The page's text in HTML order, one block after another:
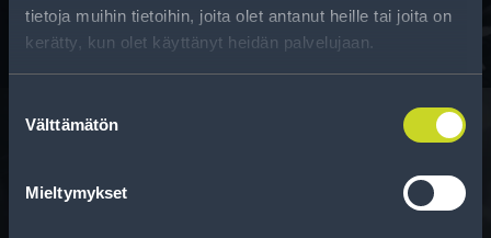
tietoja muihin tietoihin, joita olet antanut heille tai joita on
kerätty, kun olet käyttänyt heidän palvelujaan.
valinta
Välttämätön
Mieltymykset